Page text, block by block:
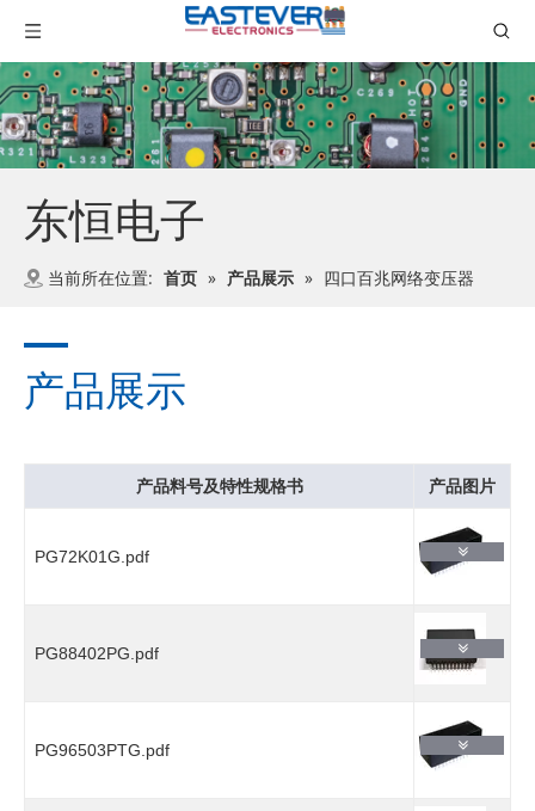
东恒电子
当前所在位置: 首页 » 产品展示 » 四口百兆网络变压器
产品展示
产品料号及特性规格书 产品图片
PG72K01G.pdf
PG88402PG.pdf
PG96503PTG.pdf